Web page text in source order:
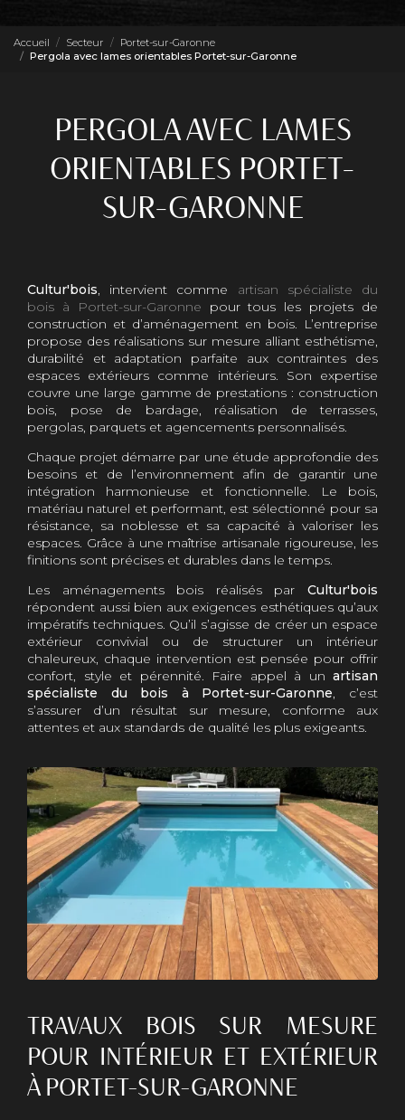
Accueil Secteur
Portet-sur-Garonne
Pergola avec lames orientables Portet-sur-Garonne
PERGOLA AVEC LAMES
ORIENTABLES PORTET-
SUR-GARONNE
Cultur'bois, intervient comme artisan spécialiste du
bois à Portet-sur-Garonne pour tous les projets de
construction et d’aménagement en bois. L’entreprise
propose des réalisations sur mesure alliant esthétisme,
durabilité et adaptation parfaite aux contraintes des
espaces extérieurs comme intérieurs. Son expertise
couvre une large gamme de prestations : construction
bois, pose de bardage, réalisation de terrasses,
pergolas, parquets et agencements personnalisés.
Chaque projet démarre par une étude approfondie des
besoins et de l’environnement afin de garantir une
intégration harmonieuse et fonctionnelle. Le bois,
matériau naturel et performant, est sélectionné pour sa
résistance, sa noblesse et sa capacité à valoriser les
espaces. Grâce à une maîtrise artisanale rigoureuse, les
finitions sont précises et durables dans le temps.
Les aménagements bois réalisés par Cultur'bois
répondent aussi bien aux exigences esthétiques qu’aux
impératifs techniques. Qu’il s’agisse de créer un espace
extérieur convivial ou de structurer un intérieur
chaleureux, chaque intervention est pensée pour offrir
confort, style et pérennité. Faire appel à un artisan
spécialiste du bois à Portet-sur-Garonne, c’est
s’assurer d’un résultat sur mesure, conforme aux
attentes et aux standards de qualité les plus exigeants.
TRAVAUX BOIS SUR MESURE
POUR INTÉRIEUR ET EXTÉRIEUR
À PORTET-SUR-GARONNE